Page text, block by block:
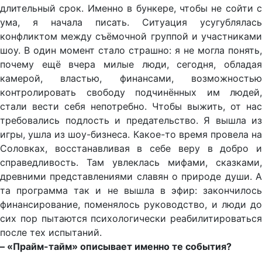
длительный срок. Именно в бункере, чтобы не сойти с
ума, я начала писать. Ситуация усугублялась
конфликтом между съёмочной группой и участниками
шоу. В один момент стало страшно: я не могла понять,
почему ещё вчера милые люди, сегодня, обладая
камерой, властью, финансами, возможностью
контролировать свободу подчинённых им людей,
стали вести себя непотребно. Чтобы выжить, от нас
требовались подлость и предательство. Я вышла из
игры, ушла из шоу-бизнеса. Какое-то время провела на
Соловках, восстанавливая в себе веру в добро и
справедливость. Там увлеклась мифами, сказками,
древними представлениями славян о природе души. А
та программа так и не вышла в эфир: закончилось
финансирование, поменялось руководство, и люди до
сих пор пытаются психологически реабилитироваться
после тех испытаний.
– «Прайм-тайм» описывает именно те события?